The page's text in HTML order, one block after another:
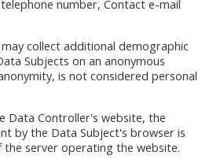
number, Contact e-mail
collect additional demographic
Subjects on an anonymous
is not considered personal
Data Controller's website, the
by the Data Subject's browser is
server operating the website.